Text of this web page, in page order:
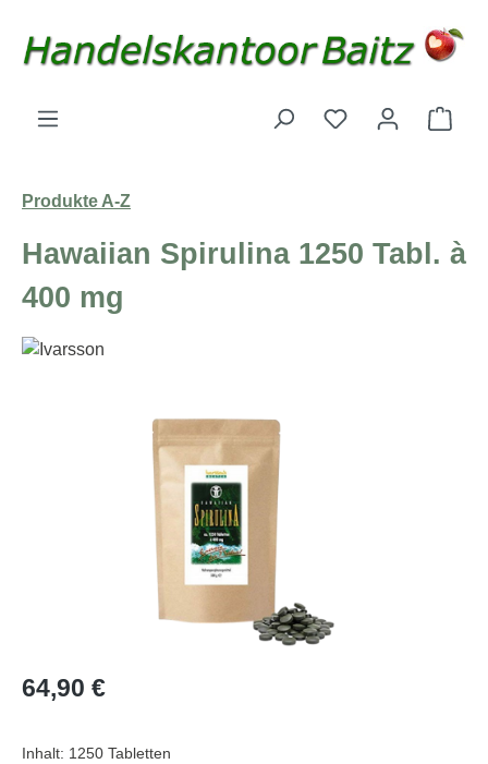
Du hast 0
Produkte A-Z
Hawaiian Spirulina 1250 Tabl. à
400 mg
Bildergalerie überspringen
Regulärer Preis:
64,90 €
Inhalt: 1250 Tabletten